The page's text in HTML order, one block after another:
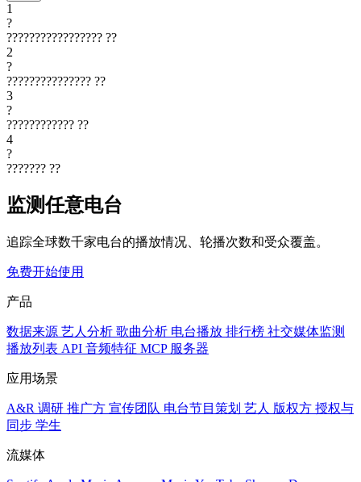
1
?
????????????????? ??
2
?
??????????????? ??
3
?
???????????? ??
4
?
??????? ??
监测任意电台
追踪全球数千家电台的播放情况、轮播次数和受众覆盖。
免费开始使用
产品
数据来源 艺人分析 歌曲分析 电台播放 排行榜 社交媒体监测
播放列表 API 音频特征 MCP 服务器
应用场景
A&R 调研 推广方 宣传团队 电台节目策划 艺人 版权方 授权与
同步 学生
流媒体